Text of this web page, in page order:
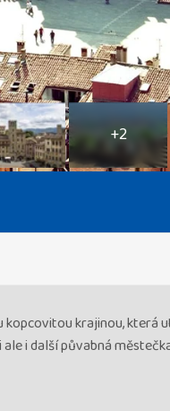
+2
kopcovitou krajinou, která
i další půvabná